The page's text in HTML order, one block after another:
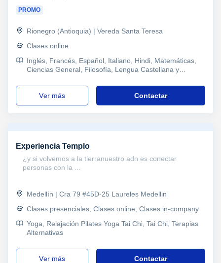
PROMO
Rionegro (Antioquia) | Vereda Santa Teresa
Clases online
Inglés, Francés, Español, Italiano, Hindi, Matemáticas,
Ciencias General, Filosofía, Lengua Castellana y
English, DELE, SAT, Refuerzo, Primaria, Turismo y
Hostelería, Técnicas de estudio, Problemas de
aprendizaje, Audición y Lenguaje, TDAH Trastorno por
ver más Contactar
Experiencia Templo
¿y si volvemos a la tierranuestro adn es conectar
personas con la ...
Medellín | Cra 79 #45D-25 Laureles Medellin
Clases presenciales, Clases online, Clases in-company
Yoga, Relajación Pilates Yoga Tai Chi, Tai Chi, Terapias
Alternativas
ver más Contactar